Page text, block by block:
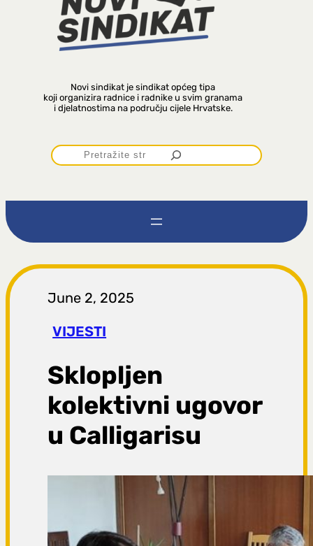
Novi sindikat je sindikat općeg tipa
koji organizira radnice i radnike u svim granama
i djelatnostima na području cijele Hrvatske.
P
r
t
r
a
g
a
June 2, 2025
VIJESTI
Sklopljen
kolektivni ugovor
u Calligarisu